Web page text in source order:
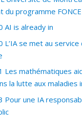
du programme
AI is already in
L’IA se met au
Les mathématiques
la lutte aux maladies
Pour une IA